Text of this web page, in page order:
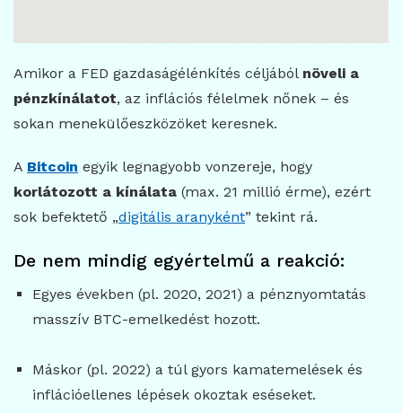
Amikor a FED gazdaságélénkítés céljából növeli a
pénzkínálatot, az inflációs félelmek nőnek – és
sokan menekülőeszközöket keresnek.
A Bitcoin egyik legnagyobb vonzereje, hogy
korlátozott a kínálata (max. 21 millió érme), ezért
sok befektető „digitális aranyként” tekint rá.
De nem mindig egyértelmű a reakció:
Egyes években (pl. 2020, 2021) a pénznyomtatás
masszív BTC-emelkedést hozott.
Máskor (pl. 2022) a túl gyors kamatemelések és
inflációellenes lépések okoztak eséseket.